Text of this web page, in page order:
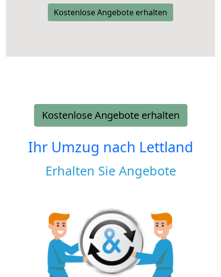
Kostenlose Angebote erhalten
Kostenlose Angebote erhalten
Ihr Umzug nach Lettland
Erhalten Sie Angebote